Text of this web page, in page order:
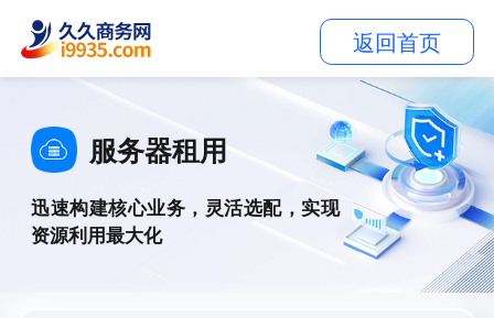
返回首页
服务器租用
迅速构建核心业务，灵活选配，实现
资源利用最大化